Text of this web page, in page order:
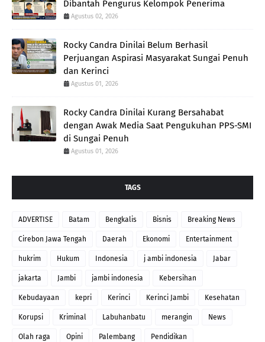
Dibantah Pengurus Kelompok Penerima
Agustus 02, 2026
Rocky Candra Dinilai Belum Berhasil
Perjuangan Aspirasi Masyarakat Sungai Penuh
dan Kerinci
Agustus 01, 2026
Rocky Candra Dinilai Kurang Bersahabat
dengan Awak Media Saat Pengukuhan PPS-SMI
di Sungai Penuh
Agustus 01, 2026
TAGS
ADVERTISE Batam Bengkalis Bisnis Breaking News
Cirebon Jawa Tengah Daerah Ekonomi Entertainment
hukrim Hukum Indonesia j ambi indonesia Jabar
jakarta Jambi jambi indonesia Kebersihan
Kebudayaan kepri Kerinci Kerinci Jambi Kesehatan
Korupsi Kriminal Labuhanbatu merangin News
Olah raga Opini Palembang Pendidikan